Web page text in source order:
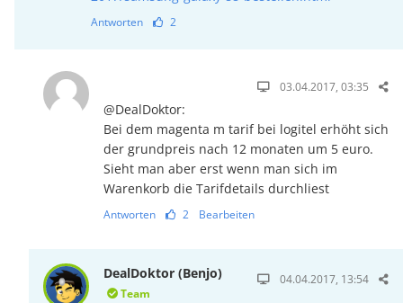
Antworten 2
03.04.2017, 03:35
@DealDoktor:
Bei dem magenta m tarif bei logitel erhöht sich
der grundpreis nach 12 monaten um 5 euro.
Sieht man aber erst wenn man sich im
Warenkorb die Tarifdetails durchliest
Antworten 2 Bearbeiten
DealDoktor (Benjo)
Team
04.04.2017, 13:54